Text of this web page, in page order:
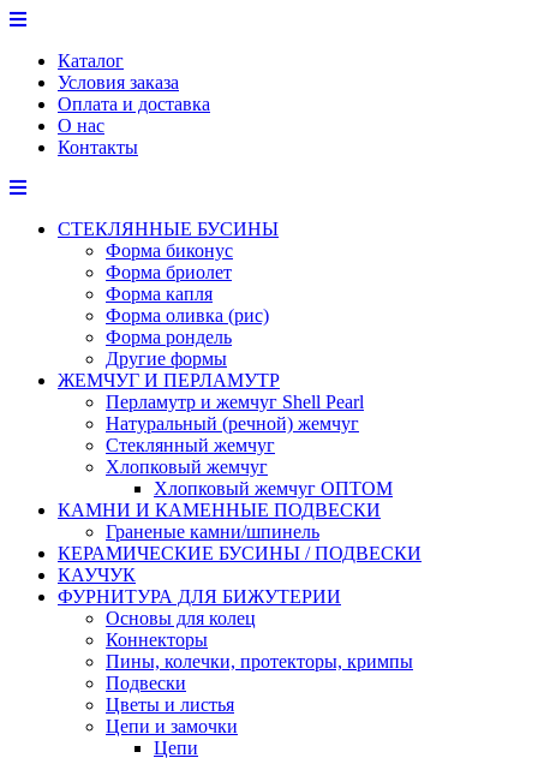
Перейти
содержимому
Каталог
Условия заказа
Оплата и доставка
О нас
Контакты
СТЕКЛЯННЫЕ БУСИНЫ
Форма биконус
Форма бриолет
Форма капля
Форма оливка (рис)
Форма рондель
Другие формы
ЖЕМЧУГ И ПЕРЛАМУТР
Перламутр и жемчуг Shell Pearl
Натуральный (речной) жемчуг
Стеклянный жемчуг
Хлопковый жемчуг
Хлопковый жемчуг ОПТОМ
КАМНИ И КАМЕННЫЕ ПОДВЕСКИ
Граненые камни/шпинель
КЕРАМИЧЕСКИЕ БУСИНЫ / ПОДВЕСКИ
КАУЧУК
ФУРНИТУРА ДЛЯ БИЖУТЕРИИ
Основы для колец
Коннекторы
Пины, колечки, протекторы, кримпы
Подвески
Цветы и листья
Цепи и замочки
Цепи